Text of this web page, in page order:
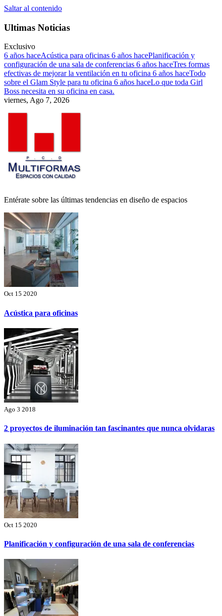
Saltar al contenido
Ultimas Noticias
Exclusivo
6 años haceAcústica para oficinas 6 años hacePlanificación y
configuración de una sala de conferencias 6 años haceTres formas
efectivas de mejorar la ventilación en tu oficina 6 años haceTodo
sobre el Glam Style para tu oficina 6 años haceLo que toda Girl
Boss necesita en su oficina en casa.
viernes, Ago 7, 2026
Entérate sobre las últimas tendencias en diseño de espacios
Oct 15 2020
Acústica para oficinas
Ago 3 2018
2 proyectos de iluminación tan fascinantes que nunca olvidaras
Oct 15 2020
Planificación y configuración de una sala de conferencias